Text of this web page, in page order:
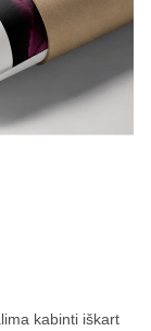
kabinti iškart